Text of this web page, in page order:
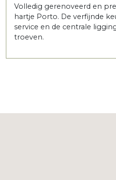
Volledig gerenoveerd en
hartje Porto. De verfijnde
service en de centrale
troeven.